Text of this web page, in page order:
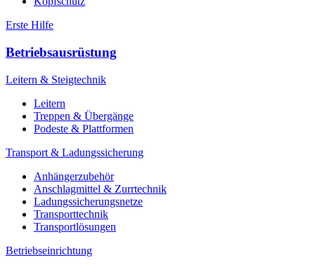
Erste Hilfe
Betriebsausrüstung
Leitern & Steigtechnik
Leitern
Treppen & Übergänge
Podeste & Plattformen
Transport & Ladungssicherung
Anhängerzubehör
Anschlagmittel & Zurrtechnik
Ladungssicherungsnetze
Transporttechnik
Transportlösungen
Betriebseinrichtung